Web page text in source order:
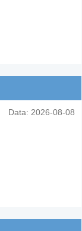
Data: 2026-08-08